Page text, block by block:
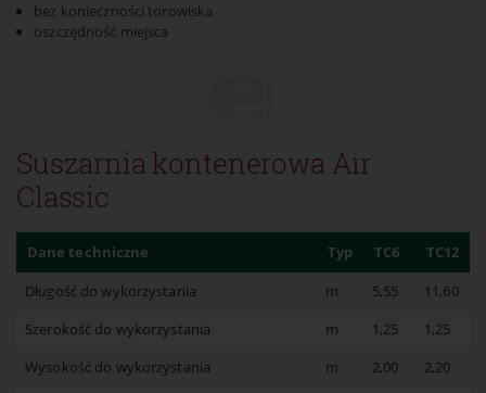
bez konieczności torowiska
oszczędność miejsca
Suszarnia kontenerowa Air
Classic
Dane techniczne Typ TC6
TC12
Długość do wykorzystania
m 5,55
11,60
Szerokość do wykorzystania
m 1,25
1,25
Wysokość do wykorzystania
m 2,00
2,20